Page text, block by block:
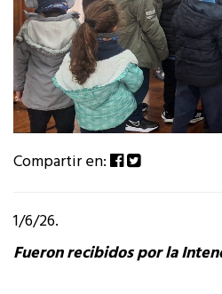
Compartir en:
1/6/26.
Fueron recibidos por la